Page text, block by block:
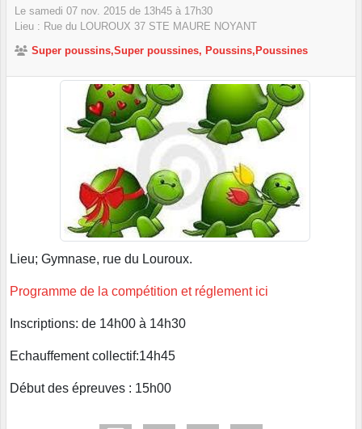
Le samedi 07 nov. 2015 de 13h45 à 17h30
Lieu : Rue du LOUROUX 37 STE MAURE NOYANT
Super poussins,Super poussines, Poussins,Poussines
Lieu; Gymnase, rue du Louroux.
Programme de la compétition et réglement ici
Inscriptions: de 14h00 à 14h30
Echauffement collectif:14h45
Début des épreuves : 15h00